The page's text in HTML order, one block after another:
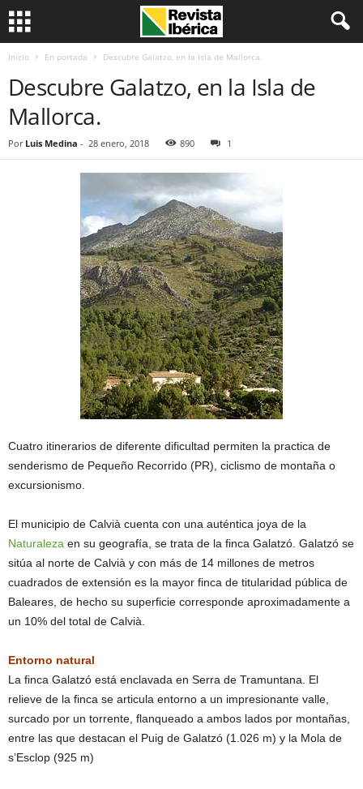
Inicio En portada Descubre Galatzo, en la Isla de Mallorca.
Descubre Galatzo, en la Isla de
Mallorca.
Por Luis Medina - 28 enero, 2018 890 1
Cuatro itinerarios de diferente dificultad permiten la practica de
senderismo de Pequeño Recorrido (PR), ciclismo de montaña o
excursionismo.
El municipio de Calvià cuenta con una auténtica joya de la
Naturaleza en su geografía, se trata de la finca Galatzó. Galatzó se
sitúa al norte de Calvià y con más de 14 millones de metros
cuadrados de extensión es la mayor finca de titularidad pública de
Baleares, de hecho su superficie corresponde aproximadamente a
un 10% del total de Calvià.
Entorno natural
La finca Galatzó está enclavada en Serra de Tramuntana. El
relieve de la finca se articula entorno a un impresionante valle,
surcado por un torrente, flanqueado a ambos lados por montañas,
entre las que destacan el Puig de Galatzó (1.026 m) y la Mola de
s’Esclop (925 m)